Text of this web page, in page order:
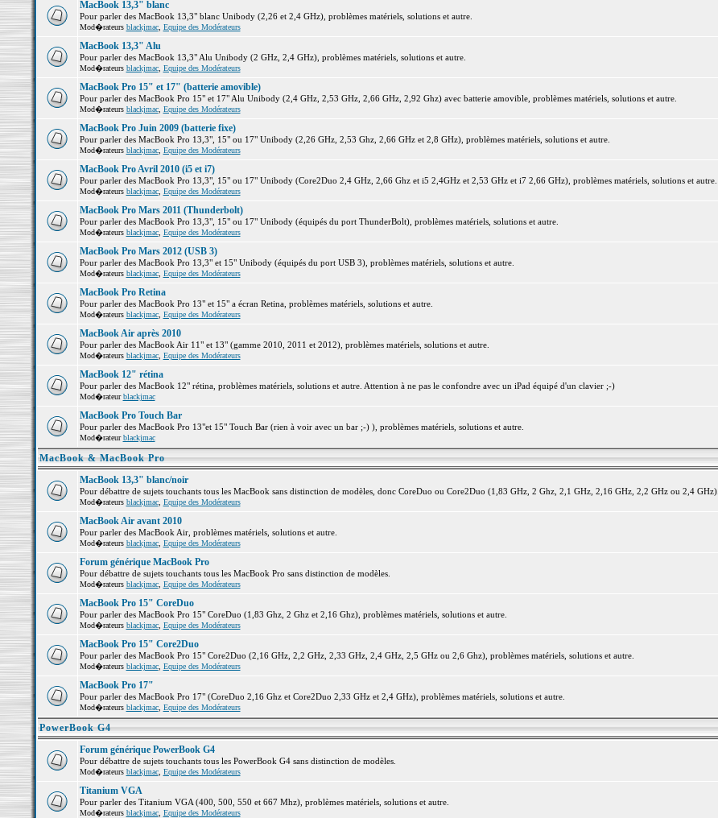
MacBook 13,3" blanc
Pour parler des MacBook 13,3" blanc Unibody (2,26 et 2,4 GHz), problèmes matériels, solutions et autre.
Mod�rateurs blackjmac, Equipe des Modérateurs
MacBook 13,3" Alu
Pour parler des MacBook 13,3" Alu Unibody (2 GHz, 2,4 GHz), problèmes matériels, solutions et autre.
Mod�rateurs blackjmac, Equipe des Modérateurs
MacBook Pro 15" et 17" (batterie amovible)
Pour parler des MacBook Pro 15" et 17" Alu Unibody (2,4 GHz, 2,53 GHz, 2,66 GHz, 2,92 Ghz) avec batterie amovible, problèmes matériels, solutions et autre.
Mod�rateurs blackjmac, Equipe des Modérateurs
MacBook Pro Juin 2009 (batterie fixe)
Pour parler des MacBook Pro 13,3", 15" ou 17" Unibody (2,26 GHz, 2,53 Ghz, 2,66 GHz et 2,8 GHz), problèmes matériels, solutions et autre.
Mod�rateurs blackjmac, Equipe des Modérateurs
MacBook Pro Avril 2010 (i5 et i7)
Pour parler des MacBook Pro 13,3", 15" ou 17" Unibody (Core2Duo 2,4 GHz, 2,66 Ghz et i5 2,4GHz et 2,53 GHz et i7 2,66 GHz), problèmes matériels, solutions et autre.
Mod�rateurs blackjmac, Equipe des Modérateurs
MacBook Pro Mars 2011 (Thunderbolt)
Pour parler des MacBook Pro 13,3", 15" ou 17" Unibody (équipés du port ThunderBolt), problèmes matériels, solutions et autre.
Mod�rateurs blackjmac, Equipe des Modérateurs
MacBook Pro Mars 2012 (USB 3)
Pour parler des MacBook Pro 13,3" et 15" Unibody (équipés du port USB 3), problèmes matériels, solutions et autre.
Mod�rateurs blackjmac, Equipe des Modérateurs
MacBook Pro Retina
Pour parler des MacBook Pro 13" et 15" a écran Retina, problèmes matériels, solutions et autre.
Mod�rateurs blackjmac, Equipe des Modérateurs
MacBook Air après 2010
Pour parler des MacBook Air 11" et 13" (gamme 2010, 2011 et 2012), problèmes matériels, solutions et autre.
Mod�rateurs blackjmac, Equipe des Modérateurs
MacBook 12" rétina
Pour parler des MacBook 12" rétina, problèmes matériels, solutions et autre. Attention à ne pas le confondre avec un iPad équipé d'un clavier ;-)
Mod�rateurblackjmac
MacBook Pro Touch Bar
Pour parler des MacBook Pro 13"et 15" Touch Bar (rien à voir avec un bar ;-) ), problèmes matériels, solutions et autre.
Mod�rateurblackjmac
MacBook & MacBook Pro
MacBook 13,3" blanc/noir
Pour débattre de sujets touchants tous les MacBook sans distinction de modèles, donc CoreDuo ou Core2Duo (1,83 GHz, 2 Ghz, 2,1 GHz, 2,16 GHz, 2,2 GHz ou 2,4 GHz).
Mod�rateurs blackjmac, Equipe des Modérateurs
MacBook Air avant 2010
Pour parler des MacBook Air, problèmes matériels, solutions et autre.
Mod�rateurs blackjmac, Equipe des Modérateurs
Forum générique MacBook Pro
Pour débattre de sujets touchants tous les MacBook Pro sans distinction de modèles.
Mod�rateurs blackjmac, Equipe des Modérateurs
MacBook Pro 15" CoreDuo
Pour parler des MacBook Pro 15" CoreDuo (1,83 Ghz, 2 Ghz et 2,16 Ghz), problèmes matériels, solutions et autre.
Mod�rateurs blackjmac, Equipe des Modérateurs
MacBook Pro 15" Core2Duo
Pour parler des MacBook Pro 15" Core2Duo (2,16 GHz, 2,2 GHz, 2,33 GHz, 2,4 GHz, 2,5 GHz ou 2,6 Ghz), problèmes matériels, solutions et autre.
Mod�rateurs blackjmac, Equipe des Modérateurs
MacBook Pro 17"
Pour parler des MacBook Pro 17" (CoreDuo 2,16 Ghz et Core2Duo 2,33 GHz et 2,4 GHz), problèmes matériels, solutions et autre.
Mod�rateurs blackjmac, Equipe des Modérateurs
PowerBook G4
Forum générique PowerBook G4
Pour débattre de sujets touchants tous les PowerBook G4 sans distinction de modèles.
Mod�rateurs blackjmac, Equipe des Modérateurs
Titanium VGA
Pour parler des Titanium VGA (400, 500, 550 et 667 Mhz), problèmes matériels, solutions et autre.
Mod�rateurs blackjmac, Equipe des Modérateurs